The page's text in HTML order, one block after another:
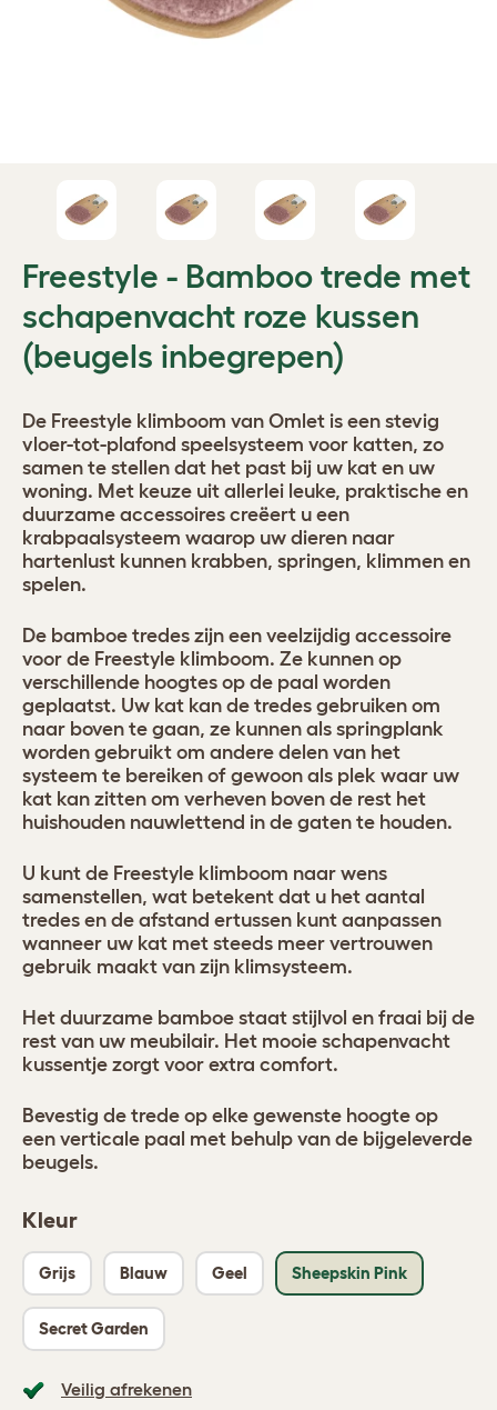
Freestyle - Bamboo trede met
schapenvacht roze kussen
(beugels inbegrepen)
Kleur
Grijs Blauw Geel Sheepskin Pink
Secret Garden
Veilig afrekenen
De Freestyle klimboom van Omlet is een stevig
vloer-tot-plafond speelsysteem voor katten, zo
samen te stellen dat het past bij uw kat en uw
woning. Met keuze uit allerlei leuke, praktische en
duurzame accessoires creëert u een
krabpaalsysteem waarop uw dieren naar
hartenlust kunnen krabben, springen, klimmen en
spelen.
De bamboe tredes zijn een veelzijdig accessoire
voor de Freestyle klimboom. Ze kunnen op
verschillende hoogtes op de paal worden
geplaatst. Uw kat kan de tredes gebruiken om
naar boven te gaan, ze kunnen als springplank
worden gebruikt om andere delen van het
systeem te bereiken of gewoon als plek waar uw
kat kan zitten om verheven boven de rest het
huishouden nauwlettend in de gaten te houden.
U kunt de Freestyle klimboom naar wens
samenstellen, wat betekent dat u het aantal
tredes en de afstand ertussen kunt aanpassen
wanneer uw kat met steeds meer vertrouwen
gebruik maakt van zijn klimsysteem.
Het duurzame bamboe staat stijlvol en fraai bij de
rest van uw meubilair. Het mooie schapenvacht
kussentje zorgt voor extra comfort.
Bevestig de trede op elke gewenste hoogte op
een verticale paal met behulp van de bijgeleverde
beugels.